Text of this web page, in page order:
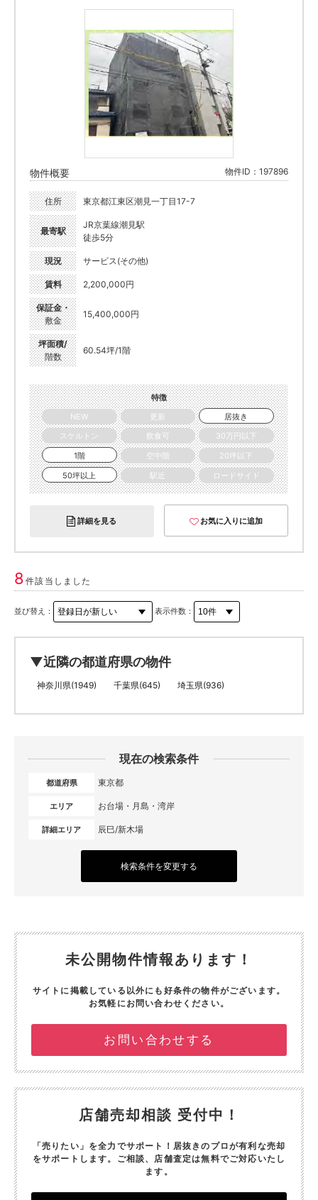
物件概要 物件ID：197896
住所 東京都江東区潮見一丁目17-7
最寄駅
JR京葉線潮見駅
徒歩5分
現況 サービス(その他)
賃料 2,200,000円
保証金・
敷金
15,400,000円
坪面積/
階数
60.54坪/1階
特徴
NEW
更新
居抜き
スケルトン
飲食可
30万円以下
1階
空中階
20坪以下
50坪以上
駅近 ロードサイド
詳細を見る お気に入りに追加
8件該当しました
並び替え： 表示件数：
▼近隣の都道府県の物件
神奈川県(1949) 千葉県(645) 埼玉県(936)
現在の検索条件
都道府県 東京都
エリア お台場・月島・湾岸
詳細エリア 辰巳/新木場
検索条件を変更する
未公開物件情報あります！
サイトに掲載している以外にも好条件の物件がございます。
お気軽にお問い合わせください。
お問い合わせする
店舗売却相談 受付中！
「売りたい」を全力でサポート！ 居抜きのプロが有利な売却
をサポートします。 ご相談、店舗査定は無料でご対応いたし
ます。